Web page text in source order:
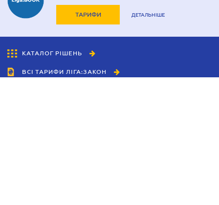
ТАРИФИ ДЕТАЛЬНІШЕ
КАТАЛОГ РІШЕНЬ
ВСІ ТАРИФИ ЛІГА:ЗАКОН